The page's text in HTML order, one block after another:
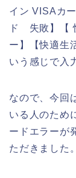
イン VISAカ
ド 失敗】【
ー】【快適生
いう感じで入
なので、今回
いる人のため
ードエラーが
ただきました。